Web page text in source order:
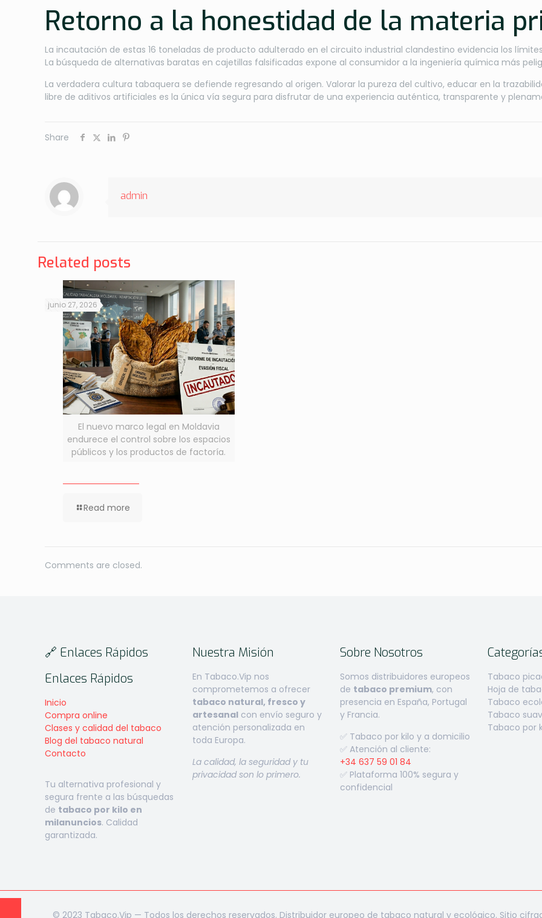
Retorno a la honestidad de la materia
La incautación de estas 16 toneladas de producto adulterado en el circuito industrial clandestino evidencia los
La búsqueda de alternativas baratas en cajetillas falsificadas expone al consumidor a la ingeniería química más
La verdadera cultura tabaquera se defiende regresando al origen. Valorar la pureza del cultivo, educar en la
libre de aditivos artificiales es la única vía segura para disfrutar de una experiencia auténtica, transparente y
Share
admin
Related posts
El nuevo marco legal en Moldavia
endurece el control sobre los espacios
públicos y los productos de factoría.
junio 27, 2026
Read more
Comments are closed.
🔗 Enlaces Rápidos
Enlaces Rápidos
Inicio
Compra online
Clases y calidad del tabaco
Blog del tabaco natural
Contacto
Tu alternativa profesional y
segura frente a las búsquedas
de tabaco por kilo en
milanuncios. Calidad
garantizada.
Nuestra Misión
En Tabaco.Vip nos
comprometemos a ofrecer
tabaco natural, fresco y
artesanal con envío seguro y
atención personalizada en
toda Europa.
La calidad, la seguridad y tu
privacidad son lo primero.
Sobre Nosotros
Somos distribuidores europeos
de tabaco premium, con
presencia en España, Portugal
y Francia.
✅ Tabaco por kilo y a domicilio
✅ Atención al cliente:
+34 637 59 01 84
✅ Plataforma 100% segura y
confidencial
Tabaco
Hoja de
Tabaco
Tabaco
Tabaco por
© 2023 Tabaco.Vip — Todos los derechos reservados. Distribuidor europeo de tabaco natural y ecológico. Sitio